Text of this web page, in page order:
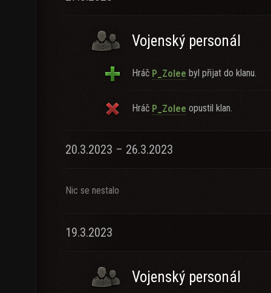
Vojenský personál
Hráč P_Zolee byl přijat do klanu.
Hráč P_Zolee opustil klan.
20.3.2023 – 26.3.2023
Nic se nestalo
19.3.2023
Vojenský personál